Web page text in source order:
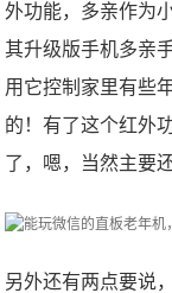
外功能，多亲作为
其升级版手机多亲
用它控制家里有些
的！有了这个红外
了，嗯，当然主要
另外还有两点要说